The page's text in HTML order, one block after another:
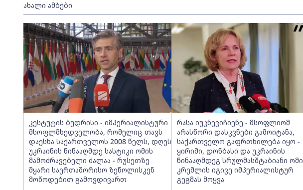
ახალი ამბები
კესტუტის ბუდრისი - იმპერიალისტური
მსოფლმხედველობა, რომელიც თავს
დაესხა საქართველოს 2008 წელს, დღეს
უკრაინის წინააღმდე სასტიკი ომის
მამოძრავებელი ძალაა - რუსეთზე
მყარი საერთაშორისო ზეწოლისკენ
მოწოდებით გამოვდივართ
რასა იუკნევიჩიენე - მსოფლიომ
არასწორი დასკვნები გამოიტანა,
საქართველო გაფრთხილება იყო -
ყირიმი, დონბასი და უკრაინის
წინააღმდეგ სრულმასშტაბიანი ომი
კრემლის იგივე იმპერიალისტურ
გეგმას მოყვა